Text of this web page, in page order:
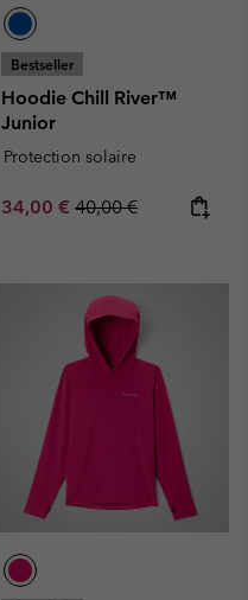
Bestseller
Hoodie Chill River™
Junior
Protection solaire
Sale price:
34,00 € Regular price:
40,00 €